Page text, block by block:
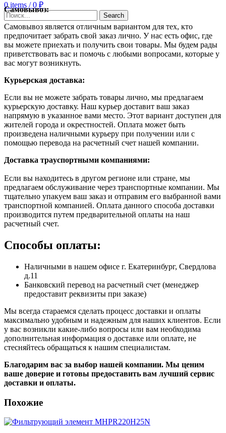
0items / 0 ₽
Search
Самовывоз:
Самовывоз является отличным вариантом для тех, кто
предпочитает забрать свой заказ лично. У нас есть офис, где
вы можете приехать и получить свои товары. Мы будем рады
приветствовать вас и помочь с любыми вопросами, которые у
вас могут возникнуть.
Курьерская доставка:
Если вы не можете забрать товары лично, мы предлагаем
курьерскую доставку. Наш курьер доставит ваш заказ
напрямую в указанное вами место. Этот вариант доступен для
жителей города и окрестностей. Оплата может быть
произведена наличными курьеру при получении или с
помощью перевода на расчетный счет нашей компании.
Доставка траyспортными компаниями:
Если вы находитесь в другом регионе или стране, мы
предлагаем обслуживание через транспортные компании. Мы
тщательно упакуем ваш заказ и отправим его выбранной вами
транспортной компанией. Оплата данного способа доставки
производится путем предварительной оплаты на наш
расчетный счет.
Способы оплаты:
Наличными в нашем офисе г. Екатеринбург, Свердлова
д.11
Банковский перевод на расчетный счет (менеджер
предоставит реквизиты при заказе)
Мы всегда стараемся сделать процесс доставки и оплаты
максимально удобным и надежным для наших клиентов. Если
у вас возникли какие-либо вопросы или вам необходима
дополнительная информация о доставке или оплате, не
стесняйтесь обращаться к нашим специалистам.
Благодарим вас за выбор нашей компании. Мы ценим
ваше доверие и готовы предоставить вам лучший сервис
доставки и оплаты.
Похожие